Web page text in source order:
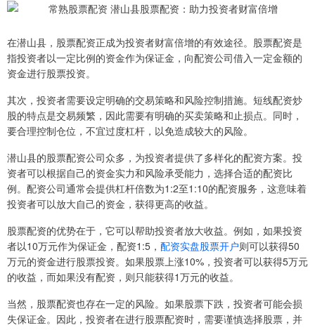
在潜山县，股票配资正成为投资者财富倍增的有效途径。股票配资是
指投资者以一定比例的资金作为保证金，向配资公司借入一定金额的
资金进行股票投资。
其次，投资者需要设定明确的交易策略和风险控制措施。短线配资炒
股的特点是交易频繁，因此需要有明确的买卖策略和止损点。同时，
要合理控制仓位，不宜过度杠杆，以免造成较大的风险。
潜山县的股票配资公司众多，为投资者提供了多样化的配资方案。投
资者可以根据自己的资金实力和风险承受能力，选择合适的配资比
例。配资公司通常会提供杠杆倍数为1:2至1:10的配资服务，这意味着
投资者可以放大自己的资金，获得更高的收益。
股票配资的优势在于，它可以帮助投资者放大收益。例如，如果投资
者以10万元作为保证金，配资1:5， 配资实盘股票开户则可以获得50
万元的资金进行股票投资。如果股票上涨10%，投资者可以获得5万元
的收益，而如果没有配资，则只能获得1万元的收益。
当然，股票配资也存在一定的风险。如果股票下跌，投资者可能会损
失保证金。因此，投资者在进行股票配资时，需要谨慎选择股票，并